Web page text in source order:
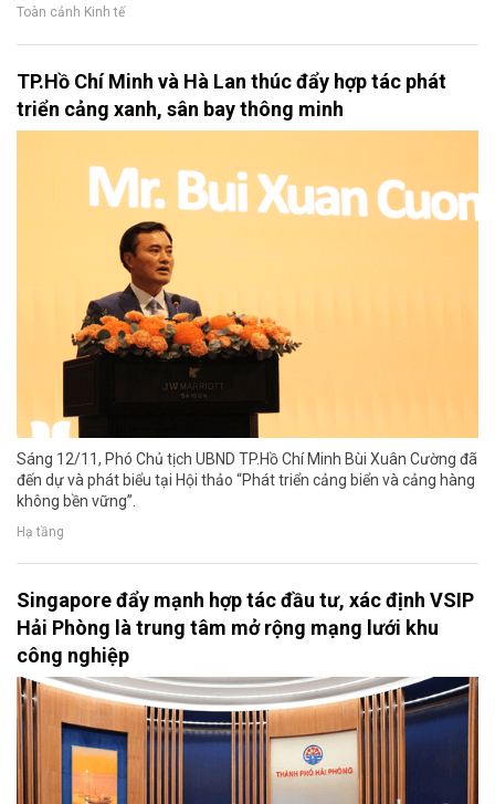
Toàn cảnh Kinh tế
TP.Hồ Chí Minh và Hà Lan thúc đẩy hợp tác phát
triển cảng xanh, sân bay thông minh
Sáng 12/11, Phó Chủ tịch UBND TP.Hồ Chí Minh Bùi Xuân Cường đã
đến dự và phát biểu tại Hội thảo “Phát triển cảng biển và cảng hàng
không bền vững”.
Hạ tầng
Singapore đẩy mạnh hợp tác đầu tư, xác định VSIP
Hải Phòng là trung tâm mở rộng mạng lưới khu
công nghiệp